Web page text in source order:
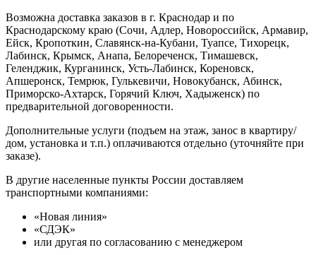
Возможна доставка заказов в г. Краснодар и по
Краснодарскому краю (Сочи, Адлер, Новороссийск, Армавир,
Ейск, Кропоткин, Славянск-на-Кубани, Туапсе, Тихорецк,
Лабинск, Крымск, Анапа, Белореченск, Тимашевск,
Геленджик, Курганинск, Усть-Лабинск, Кореновск,
Апшеронск, Темрюк, Гулькевичи, Новокубанск, Абинск,
Приморско-Ахтарск, Горячий Ключ, Хадыженск) по
предварительной договоренности.
Дополнительные услуги (подъем на этаж, занос в квартиру/
дом, установка и т.п.) оплачиваются отдельно (уточняйте при
заказе).
В другие населенные пункты России доставляем
транспортными компаниями:
«Новая линия»
«СДЭК»
или другая по согласованию с менеджером